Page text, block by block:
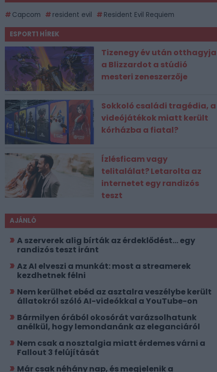
Capcom resident evil Resident Evil Requiem
ESPORT1 HÍREK
Tizenegy év után otthagyja
a Blizzardot a stúdió
mesteri zeneszerzője
Sokkoló családi tragédia, a
videójátékok miatt került
kórházba a fiatal?
Ízlésficam vagy
telitalálat? Letarolta az
internetet egy randizós
teszt
AJÁNLÓ
A szerverek alig bírták az érdeklődést... egy
randizós teszt iránt
Az AI elveszi a munkát: most a streamerek
kezdhetnek félni
Nem kerülhet ebéd az asztalra veszélybe került
állatokról szóló AI-videókkal a YouTube-on
Bármilyen órából okosórát varázsolhatunk
anélkül, hogy lemondanánk az eleganciáról
Nem csak a nosztalgia miatt érdemes várni a
Fallout 3 felújítását
Már csak néhány nap, és megjelenik a